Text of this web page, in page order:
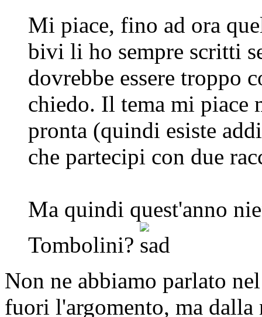
Mi piace, fino ad ora
bivi li ho sempre scritti
dovrebbe essere troppo
chiedo. Il tema mi piace
pronta (quindi esiste
che partecipi con due
Ma quindi quest'anno
Tombolini?
Non ne abbiamo parlato
fuori l'argomento, ma